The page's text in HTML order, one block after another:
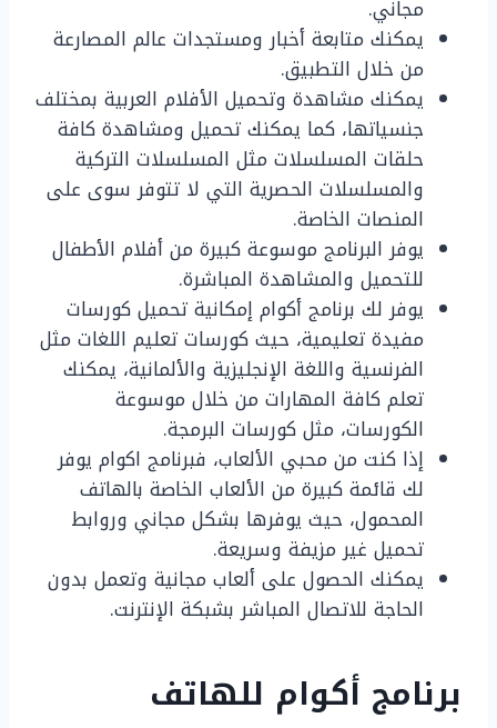
مجاني.
يمكنك متابعة أخبار ومستجدات عالم المصارعة
من خلال التطبيق.
يمكنك مشاهدة وتحميل الأفلام العربية بمختلف
جنسياتها، كما يمكنك تحميل ومشاهدة كافة
حلقات المسلسلات مثل المسلسلات التركية
والمسلسلات الحصرية التي لا تتوفر سوى على
المنصات الخاصة.
يوفر البرنامج موسوعة كبيرة من أفلام الأطفال
للتحميل والمشاهدة المباشرة.
يوفر لك برنامج أكوام إمكانية تحميل كورسات
مفيدة تعليمية، حيث كورسات تعليم اللغات مثل
الفرنسية واللغة الإنجليزية والألمانية، يمكنك
تعلم كافة المهارات من خلال موسوعة
الكورسات، مثل كورسات البرمجة.
إذا كنت من محبي الألعاب، فبرنامج اكوام يوفر
لك قائمة كبيرة من الألعاب الخاصة بالهاتف
المحمول، حيث يوفرها بشكل مجاني وروابط
تحميل غير مزيفة وسريعة.
يمكنك الحصول على ألعاب مجانية وتعمل بدون
الحاجة للاتصال المباشر بشبكة الإنترنت.
برنامج أكوام للهاتف